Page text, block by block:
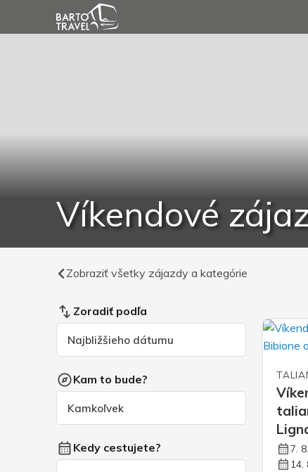
Víkendové
Zobraziť všetky zájazdy a kategórie
Zoradiť podľa
Kam to bude?
Kedy cestujete?
7.
14.